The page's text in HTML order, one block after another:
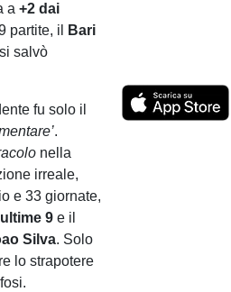
a+2 dai
partite, il
Bari
salvò
fu solo il
.
nella
irreale,
e 33 giornate,
9 e il
Silva. Solo
lo strapotere